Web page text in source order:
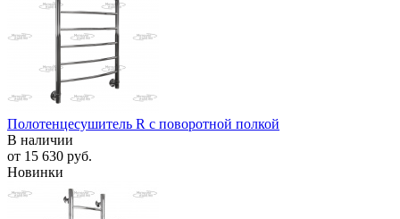
Полотенцесушитель R с поворотной полкой
В наличии
от 15 630 руб.
Новинки